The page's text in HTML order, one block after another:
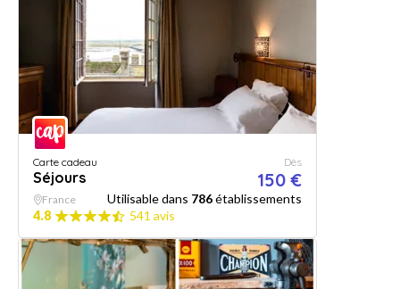
Carte cadeau
Séjours
Dès
150 €
France Utilisable dans 786établissements
4.8
541 avis